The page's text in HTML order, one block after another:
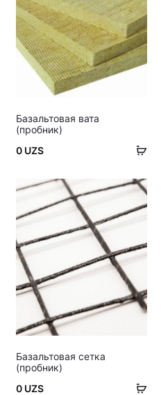
В
Базальтовая вата
(пробник)
0 UZS
В
Базальтовая сетка
(пробник)
0 UZS